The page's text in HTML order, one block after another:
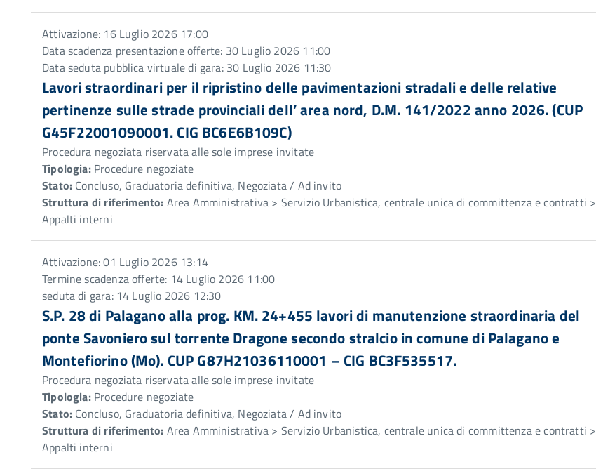
Attivazione: 16 Luglio 2026 17:00
Data scadenza presentazione offerte: 30 Luglio 2026 11:00
Data seduta pubblica virtuale di gara: 30 Luglio 2026 11:30
Lavori straordinari per il ripristino delle pavimentazioni stradali e delle relative
pertinenze sulle strade provinciali dell’ area nord, D.M. 141/2022 anno 2026. (CUP
G45F22001090001. CIG BC6E6B109C)
Procedura negoziata riservata alle sole imprese invitate
Tipologia:Procedure negoziate
Stato: Concluso, Graduatoria definitiva, Negoziata / Ad invito
Struttura di riferimento: Area Amministrativa > Servizio Urbanistica, centrale unica di committenza e contratti >
Appalti interni
Attivazione: 01 Luglio 2026 13:14
Termine scadenza offerte: 14 Luglio 2026 11:00
seduta di gara: 14 Luglio 2026 12:30
S.P. 28 di Palagano alla prog. KM. 24+455 lavori di manutenzione straordinaria del
ponte Savoniero sul torrente Dragone secondo stralcio in comune di Palagano e
Montefiorino (Mo). CUP G87H21036110001 – CIG BC3F535517.
Procedura negoziata riservata alle sole imprese invitate
Tipologia:Procedure negoziate
Stato: Concluso, Graduatoria definitiva, Negoziata / Ad invito
Struttura di riferimento: Area Amministrativa > Servizio Urbanistica, centrale unica di committenza e contratti >
Appalti interni